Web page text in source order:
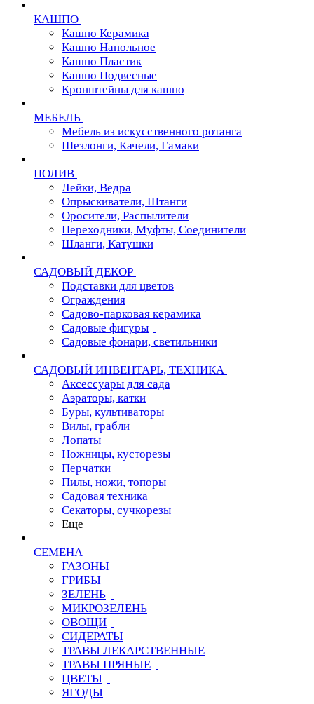
КАШПО
Кашпо Керамика
Кашпо Напольное
Кашпо Пластик
Кашпо Подвесные
Кронштейны для кашпо
МЕБЕЛЬ
Мебель из искусственного ротанга
Шезлонги, Качели, Гамаки
ПОЛИВ
Лейки, Ведра
Опрыскиватели, Штанги
Оросители, Распылители
Переходники, Муфты, Соединители
Шланги, Катушки
САДОВЫЙ ДЕКОР
Подставки для цветов
Ограждения
Садово-парковая керамика
Садовые фигуры
Садовые фонари, светильники
САДОВЫЙ ИНВЕНТАРЬ, ТЕХНИКА
Аксессуары для сада
Аэраторы, катки
Буры, культиваторы
Вилы, грабли
Лопаты
Ножницы, кусторезы
Перчатки
Пилы, ножи, топоры
Садовая техника
Секаторы, сучкорезы
Еще
СЕМЕНА
ГАЗОНЫ
ГРИБЫ
ЗЕЛЕНЬ
МИКРОЗЕЛЕНЬ
ОВОЩИ
СИДЕРАТЫ
ТРАВЫ ЛЕКАРСТВЕННЫЕ
ТРАВЫ ПРЯНЫЕ
ЦВЕТЫ
ЯГОДЫ